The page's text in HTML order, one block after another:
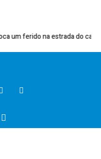
ferido na estrada do campo